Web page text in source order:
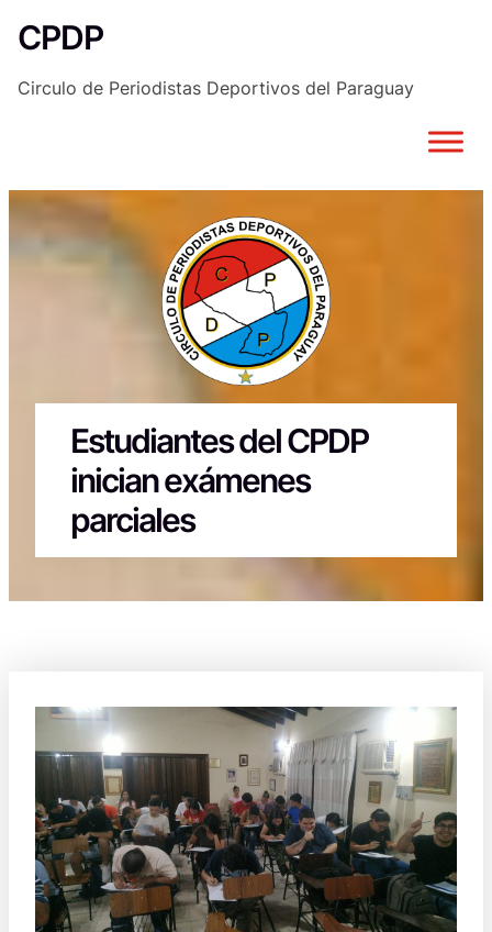
Saltar
al
contenido
CPDP
Circulo de Periodistas Deportivos del Paraguay
Estudiantes del CPDP
inician exámenes
parciales